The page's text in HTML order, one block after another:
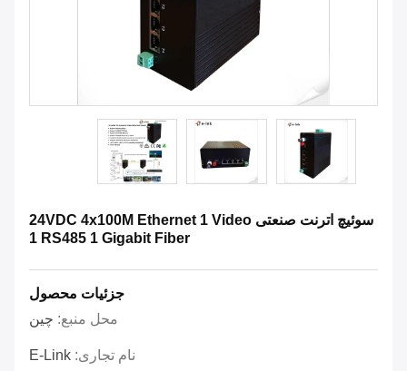
سوئیچ اترنت صنعتی 24VDC 4x100M Ethernet 1 Video
1 RS485 1 Gigabit Fiber
جزئیات محصول
محل منبع: چین
نام تجاری: E-Link